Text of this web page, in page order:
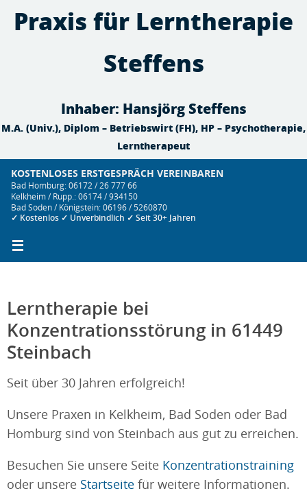
Inhalt
KOSTENLOSES ERSTGESPRÄCH VEREINBAREN
Bad Homburg: 06172 / 26 777 66
Kelkheim / Rupp.: 06174 / 934150
Bad Soden / Königstein: 06196 / 5260870
✓ Kostenlos ✓ Unverbindlich ✓ Seit 30+ Jahren
Praxis für Lerntherapie
Steffens
Inhaber: Hansjörg Steffens
M.A. (Univ.), Diplom – Betriebswirt (FH), HP – Psychotherapie,
Lerntherapeut
Lerntherapie bei
Konzentrationsstörung in 61449
Steinbach
Seit über 30 Jahren erfolgreich!
Unsere Praxen in Kelkheim, Bad Soden oder Bad
Homburg sind von Steinbach aus gut zu erreichen.
Besuchen Sie unsere Seite Konzentrationstraining
oder unsere Startseite für weitere Informationen.